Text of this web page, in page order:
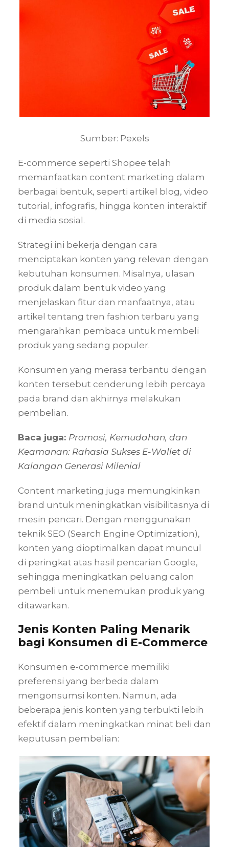
Sumber: Pexels
E-commerce seperti Shopee telah
memanfaatkan content marketing dalam
berbagai bentuk, seperti artikel blog, video
tutorial, infografis, hingga konten interaktif
di media sosial.
Strategi ini bekerja dengan cara
menciptakan konten yang relevan dengan
kebutuhan konsumen. Misalnya, ulasan
produk dalam bentuk video yang
menjelaskan fitur dan manfaatnya, atau
artikel tentang tren fashion terbaru yang
mengarahkan pembaca untuk membeli
produk yang sedang populer.
Konsumen yang merasa terbantu dengan
konten tersebut cenderung lebih percaya
pada brand dan akhirnya melakukan
pembelian.
Baca juga: Promosi, Kemudahan, dan
Keamanan: Rahasia Sukses E-Wallet di
Kalangan Generasi Milenial
Content marketing juga memungkinkan
brand untuk meningkatkan visibilitasnya di
mesin pencari. Dengan menggunakan
teknik SEO (Search Engine Optimization),
konten yang dioptimalkan dapat muncul
di peringkat atas hasil pencarian Google,
sehingga meningkatkan peluang calon
pembeli untuk menemukan produk yang
ditawarkan.
Jenis Konten Paling Menarik
bagi Konsumen di E-Commerce
Konsumen e-commerce memiliki
preferensi yang berbeda dalam
mengonsumsi konten. Namun, ada
beberapa jenis konten yang terbukti lebih
efektif dalam meningkatkan minat beli dan
keputusan pembelian: